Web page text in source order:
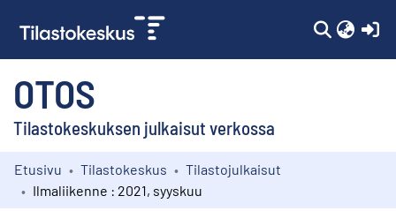
OTOS
Tilastokeskuksen julkaisut verkossa
Kokoelmat
Etusivu Tilastokeskus
Tilastojulkaisut
Ilmaliikenne : 2021, syyskuu